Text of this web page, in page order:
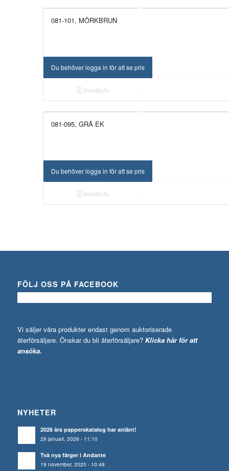
081-101, MÖRKBRUN
Du behöver logga in för att se pris
Detaljinfo
081-095, GRÅ EK
Du behöver logga in för att se pris
Detaljinfo
FÖLJ OSS PÅ FACEBOOK
Vi säljer våra produkter endast genom auktoriserade
återförsäljare. Önskar du bli återförsäljare? Klicka här för att
ansöka.
NYHETER
2026 års papperskatalog har anlänt!
29 januari, 2026 - 11:10
Två nya färger i Andante
19 november, 2025 - 10:48